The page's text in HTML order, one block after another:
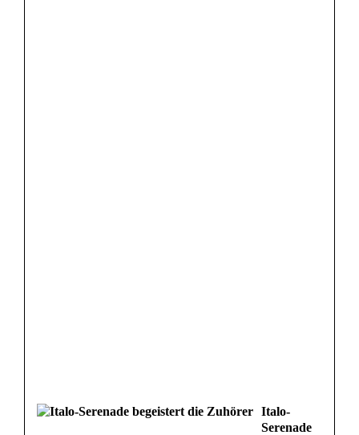
Italo-
Serenade